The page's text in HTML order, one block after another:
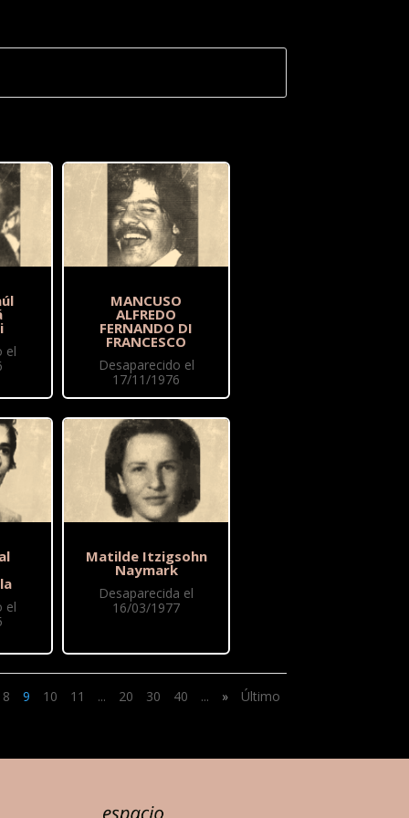
el
el
MANCUSO
ALFREDO
FERNANDO DI
FRANCESCO
Desaparecido el
17/11/1976
Matilde Itzigsohn
Naymark
Desaparecida el
16/03/1977
8 9 10 11 ... 20 30 40 ... » Último